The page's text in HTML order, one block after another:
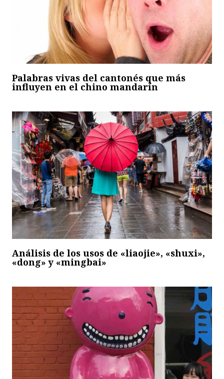
Palabras vivas del cantonés que más
influyen en el chino mandarín
Análisis de los usos de «liaojie», «shuxi»,
«dong» y «mingbai»